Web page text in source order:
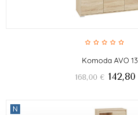
Komoda AVO 13
168,00 € 142,80
N